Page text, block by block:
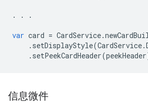
. . .
var card = CardService.
. setDisplayStyle(CardService.
. setPeekCardHeader(peekHeader
信息微件